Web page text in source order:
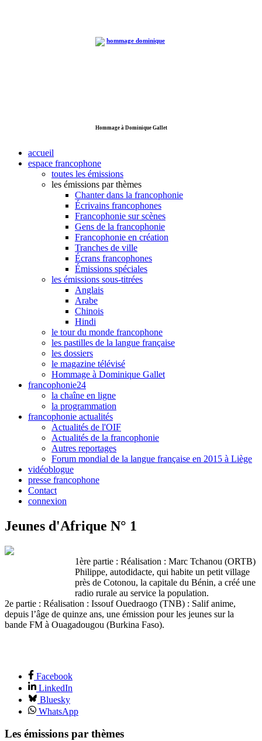
Hommage à Dominique Gallet
accueil
espace francophone
toutes les émissions
les émissions par thèmes
Chanter dans la francophonie
Écrivains francophones
Francophonie sur scènes
Gens de la francophonie
Francophonie en création
Tranches de ville
Écrans francophones
Émissions spéciales
les émissions sous-titrées
Anglais
Arabe
Chinois
Hindi
le tour du monde francophone
les pastilles de la langue française
les dossiers
le magazine télévisé
Hommage à Dominique Gallet
francophonie24
la chaîne en ligne
la programmation
francophonie actualités
Actualités de l'OIF
Actualités de la francophonie
Autres reportages
Forum mondial de la langue française en 2015 à Liège
vidéoblogue
presse francophone
Contact
connexion
Jeunes d'Afrique N° 1
1ère partie : Réalisation : Marc Tchanou (ORTB)
Philippe, autodidacte, qui habite un petit village
près de Cotonou, la capitale du Bénin, a créé une
radio rurale au service la population.
2e partie : Réalisation : Issouf Ouedraogo (TNB) : Salif anime,
depuis l’âge de quinze ans, une émission pour les jeunes sur la
bande FM à Ouagadougou (Burkina Faso).
Facebook
LinkedIn
Bluesky
WhatsApp
Les émissions par thèmes